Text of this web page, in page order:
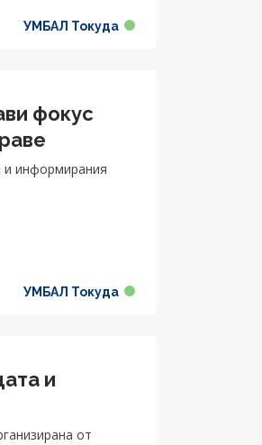
УМБАЛ Токуда
фокус
и информирания
УМБАЛ Токуда
и
от